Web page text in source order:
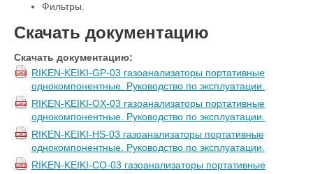
Фильтры.
Скачать документацию
Скачать документацию:
RIKEN-KEIKI-GP-03 газоанализаторы портативные
однокомпонентные. Руководство по эксплуатации.
RIKEN-KEIKI-OX-03 газоанализаторы портативные
однокомпонентные. Руководство по эксплуатации.
RIKEN-KEIKI-HS-03 газоанализаторы портативные
однокомпонентные. Руководство по эксплуатации.
RIKEN-KEIKI-CO-03 газоанализаторы портативные